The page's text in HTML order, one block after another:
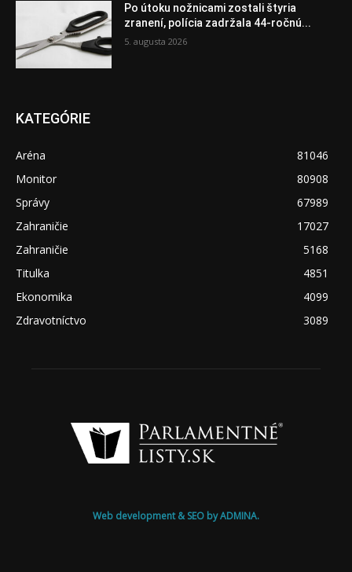
Po útoku nožnicami zostali štyria
zranení, polícia zadržala 44-ročnú...
5. augusta 2026
KATEGÓRIE
Aréna
81046
Monitor
80908
Správy
67989
Zahraničie
17027
Zahraničie
5168
Titulka
4851
Ekonomika
4099
Zdravotníctvo
3089
Web development & SEO by ADMINA.